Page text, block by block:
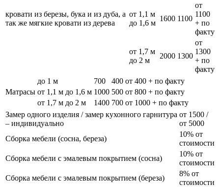
кровати из березы, бука и из дуба, а
так же мягкие кровати из дерева
от 1,1 м
до 1,6 м
1600 1100
от
1100
+ по
факту
от 1,7 м
до 2 м
2000 1300
от
1300
+ по
факту
Матрасы
до 1 м 700 400 от 400 + по факту
от 1,1 м до 1,6 м 1000 500 от 800 + по факту
от 1,7 м до 2 м
1400 700 от 1000 + по факту
Замер одного изделия / замер кухонного гарнитура
– индивидуально
от 1500 /
от 5000
Сборка мебели (сосна, береза)
10% от
стоимости
Сборка мебели с эмалевым покрытием (сосна)
10% от
стоимости
Сборка мебели с эмалевым покрытием (береза)
8% от
стоимости